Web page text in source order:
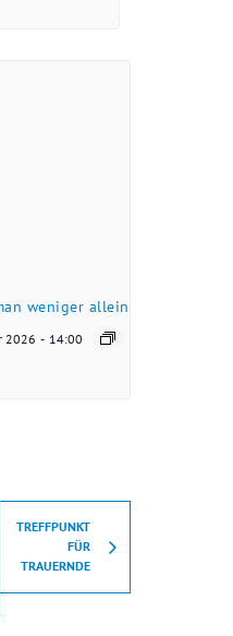
weniger allein
2026 - 14:00
TREFFPUNKT
FÜR
TRAUERNDE